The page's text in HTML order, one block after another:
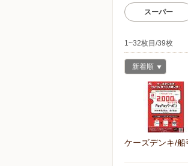
スーパー
1~32枚目/39枚
新着順
ケーズデンキ/船